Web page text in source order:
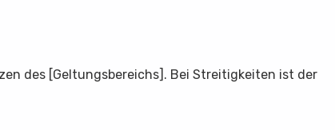
des [Geltungsbereichs]. Bei Streitigkeiten ist der